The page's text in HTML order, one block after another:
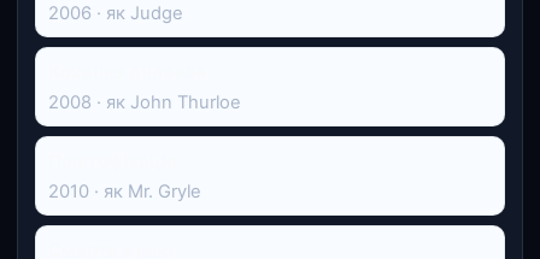
2006 · як Judge
2008 · як John Thurloe
2010 · як Mr. Gryle